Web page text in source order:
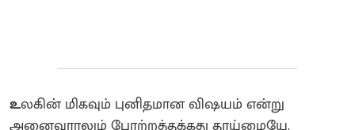
உலகின் மிகவும் புனிதமான விஷயம் என்று